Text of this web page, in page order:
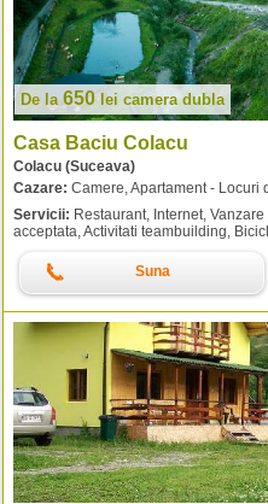
De la 650 lei camera dubla
Casa Baciu Colacu
Colacu (Suceava)
Cazare: Camere, Apartament - Locuri
Servicii: Restaurant, Internet,
acceptata, Activitati teambuilding,
Suna